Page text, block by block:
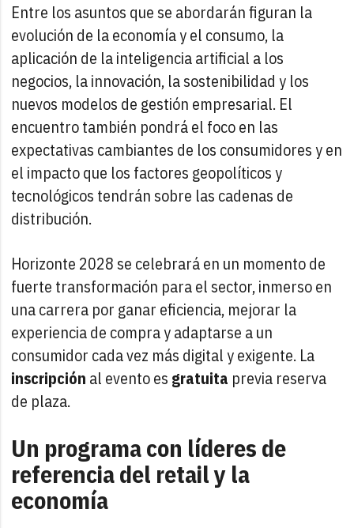
Entre los asuntos que se abordarán figuran la
evolución de la economía y el consumo, la
aplicación de la inteligencia artificial a los
negocios, la innovación, la sostenibilidad y los
nuevos modelos de gestión empresarial. El
encuentro también pondrá el foco en las
expectativas cambiantes de los consumidores y en
el impacto que los factores geopolíticos y
tecnológicos tendrán sobre las cadenas de
distribución.
Horizonte 2028 se celebrará en un momento de
fuerte transformación para el sector, inmerso en
una carrera por ganar eficiencia, mejorar la
experiencia de compra y adaptarse a un
consumidor cada vez más digital y exigente. La
inscripción al evento es gratuita previa reserva
de plaza.
Un programa con líderes de
referencia del retail y la
economía